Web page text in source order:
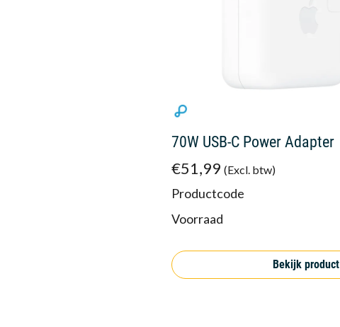
70W USB-C Power Adapter
€51,99 (Excl. btw)
Productcode
Voorraad
Bekijk product